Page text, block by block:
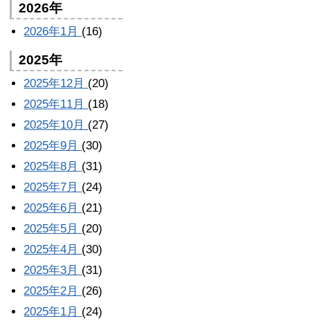
2026年
2026年1月 (16)
2025年
2025年12月 (20)
2025年11月 (18)
2025年10月 (27)
2025年9月 (30)
2025年8月 (31)
2025年7月 (24)
2025年6月 (21)
2025年5月 (20)
2025年4月 (30)
2025年3月 (31)
2025年2月 (26)
2025年1月 (24)